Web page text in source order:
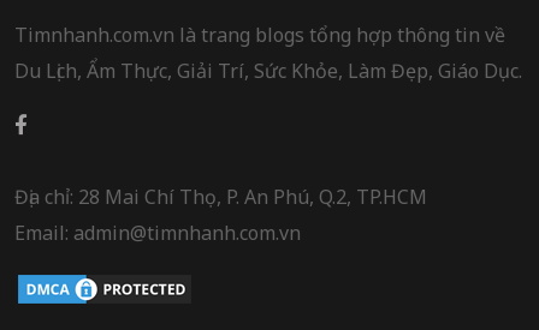
Timnhanh.com.vn là trang blogs tổng hợp thông tin về
Du Lịch, Ẩm Thực, Giải Trí, Sức Khỏe, Làm Đẹp, Giáo Dục.
Địa chỉ: 28 Mai Chí Thọ, P. An Phú, Q.2, TP.HCM
Email: admin@timnhanh.com.vn